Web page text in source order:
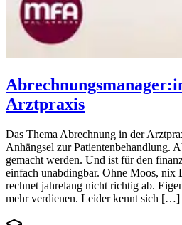
Arztpraxis
Das Thema Abrechnung in der
Anhängsel zur Patientenbehandlung.
gemacht werden. Und ist für den
einfach unabdingbar. Ohne Moos, nix
rechnet jahrelang nicht richtig ab.
mehr verdienen. Leider kennt sich […]